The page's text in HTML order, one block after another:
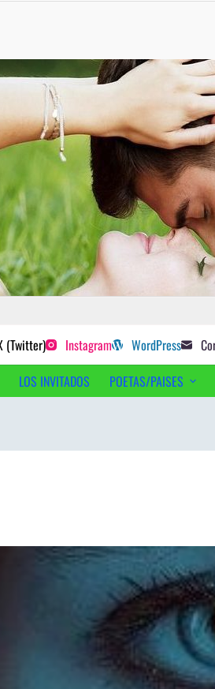
sugeridos
(Twitter) Instagram WordPress
LOS INVITADOS POETAS/PAISES